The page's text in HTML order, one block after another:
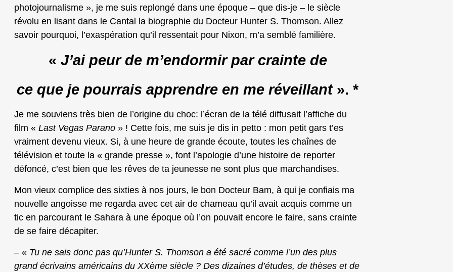
photojournalisme », je me suis replongé dans une époque – que dis-je – le siècle
révolu en lisant dans le Cantal la biographie du Docteur Hunter S. Thomson. Allez
savoir pourquoi, l’exaspération qu’il ressentait pour Nixon, m’a semblé familière.
« J’ai peur de m’endormir par crainte de
ce que je pourrais apprendre en me réveillant». *
Je me souviens très bien de l’origine du choc: l’écran de la télé diffusait l’affiche du
film « Last Vegas Parano » ! Cette fois, me suis je dis in petto : mon petit gars t’es
vraiment devenu vieux. Si, à une heure de grande écoute, toutes les chaînes de
télévision et toute la « grande presse », font l’apologie d’une histoire de reporter
défoncé, c’est bien que les rêves de ta jeunesse ne sont plus que marchandises.
Mon vieux complice des sixties à nos jours, le bon Docteur Bam, à qui je confiais ma
nouvelle angoisse me regarda avec cet air de chameau qu’il avait acquis comme un
tic en parcourant le Sahara à une époque où l’on pouvait encore le faire, sans crainte
de se faire décapiter.
– « Tu ne sais donc pas qu’Hunter S. Thomson a été sacré comme l’un des plus
grand écrivains américains du XXème siècle ? Des dizaines d’études, de thèses et de